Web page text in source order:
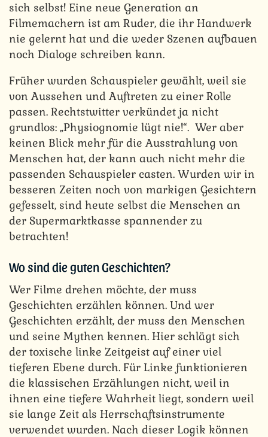
sich selbst! Eine neue Generation an
Filmemachern ist am Ruder, die ihr Handwerk
nie gelernt hat und die weder Szenen aufbauen
noch Dialoge schreiben kann.
Früher wurden Schauspieler gewählt, weil sie
von Aussehen und Auftreten zu einer Rolle
passen. Rechtstwitter verkündet ja nicht
grundlos: „Physiognomie lügt nie!“. Wer aber
keinen Blick mehr für die Ausstrahlung von
Menschen hat, der kann auch nicht mehr die
passenden Schauspieler casten. Wurden wir in
besseren Zeiten noch von markigen Gesichtern
gefesselt, sind heute selbst die Menschen an
der Supermarktkasse spannender zu
betrachten!
Wo sind die guten Geschichten?
Wer Filme drehen möchte, der muss
Geschichten erzählen können. Und wer
Geschichten erzählt, der muss den Menschen
und seine Mythen kennen. Hier schlägt sich
der toxische linke Zeitgeist auf einer viel
tieferen Ebene durch. Für Linke funktionieren
die klassischen Erzählungen nicht, weil in
ihnen eine tiefere Wahrheit liegt, sondern weil
sie lange Zeit als Herrschaftsinstrumente
verwendet wurden. Nach dieser Logik können